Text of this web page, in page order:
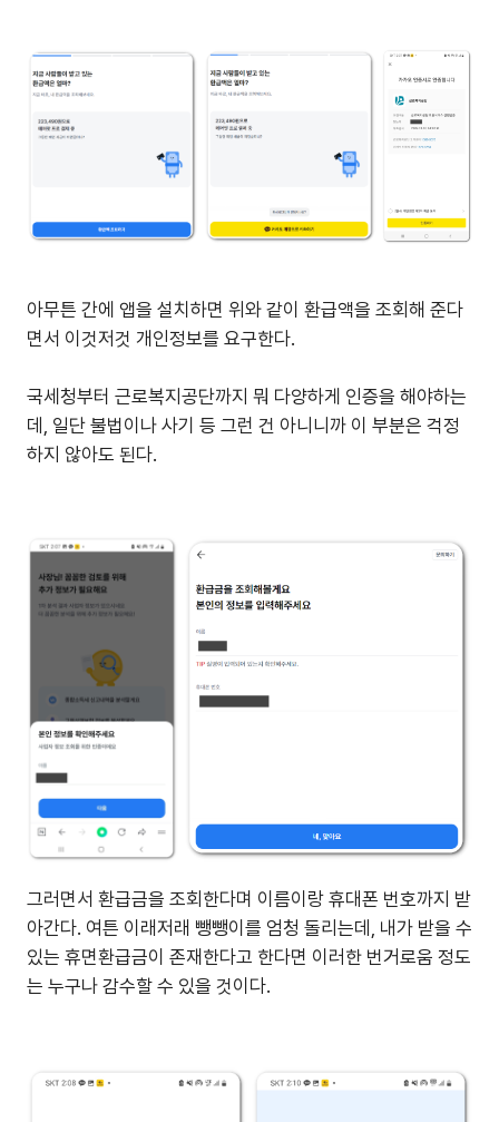
아무튼 간에 앱을 설치하면 위와 같이 환급액을 조회해 준다
면서 이것저것 개인정보를 요구한다.
국세청부터 근로복지공단까지 뭐 다양하게 인증을 해야하는
데, 일단 불법이나 사기 등 그런 건 아니니까 이 부분은 걱정
하지 않아도 된다.
그러면서 환급금을 조회한다며 이름이랑 휴대폰 번호까지 받
아간다. 여튼 이래저래 뺑뺑이를 엄청 돌리는데, 내가 받을 수
있는 휴면환급금이 존재한다고 한다면 이러한 번거로움 정도
는 누구나 감수할 수 있을 것이다.